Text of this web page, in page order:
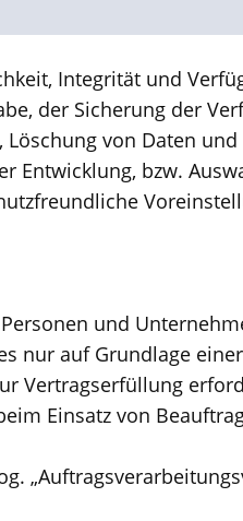
Integrität und
der Sicherung der
von Daten
bzw.
und
auf Grundlage
Vertragserfüllung
Einsatz von